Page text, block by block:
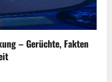
– Gerüchte, Fakten